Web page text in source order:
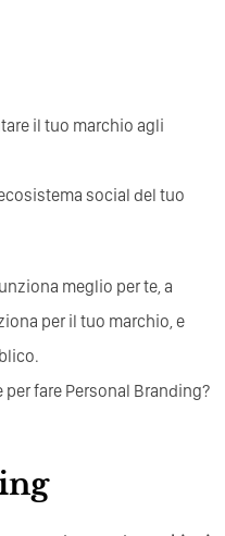
meglio per te, a
per il tuo marchio, e
fare Personal Branding?